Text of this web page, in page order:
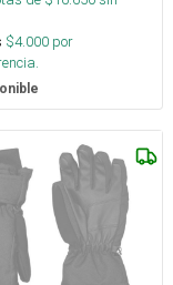
$4.000 por